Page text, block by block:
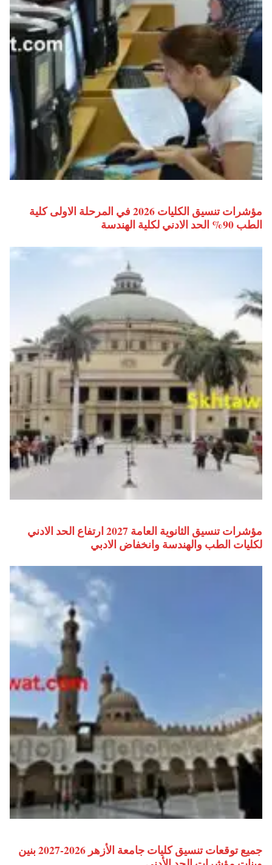
مؤشرات تنسيق الكليات 2026 في المرحلة الاولى كلية
الطب 90% الحد الادني لكلية الهندسة
مؤشرات تنسيق الثانوية العامة 2027 ارتفاع الحد الادني
لكليات الطب والهندسة وانخفاض الادبي
جميع توقعات تنسيق كليات جامعة الأزهر 2026-2027 بنين